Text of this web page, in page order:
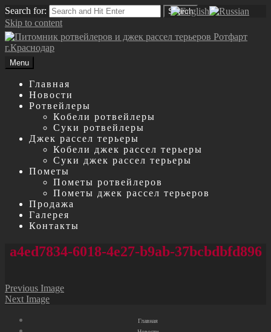
Search for: Search
Skip to content
Menu
Главная
Новости
Ротвейлеры
Кобели ротвейлеры
Суки ротвейлеры
Джек рассел терьеры
Кобели джек рассел терьеры
Суки джек рассел терьеры
Пометы
Пометы ротвейлеров
Пометы джек рассел терьеров
Продажа
Галерея
Контакты
a4ed7834-6018-4e27-b9ab-37bcbdbfd896
Previous Image
Next Image
Главная